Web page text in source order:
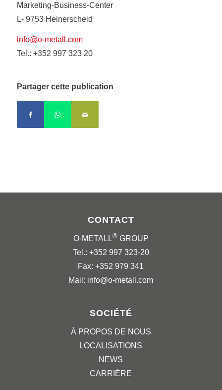
Marketing-Business-Center
L- 9753 Heinerscheid
info@o-metall.com
Tel.: +352 997 323 20
Partager cette publication
CONTACT
O-METALL®GROUP
Tel.: +352 997 323-20
Fax: +352 979 341
Mail: info@o-metall.com
SOCIÉTÉ
À PROPOS DE NOUS
LOCALISATIONS
NEWS
CARRIÈRE